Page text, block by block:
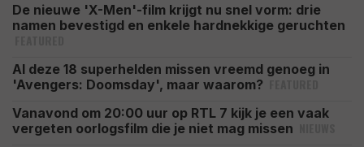
De nieuwe 'X-Men'-film krijgt nu snel vorm: drie
namen bevestigd en enkele hardnekkige geruchten
Al deze 18 superhelden missen vreemd genoeg in
'Avengers: Doomsday', maar waarom?
Vanavond om 20:00 uur op RTL 7 kijk je een vaak
vergeten oorlogsfilm die je niet mag missen